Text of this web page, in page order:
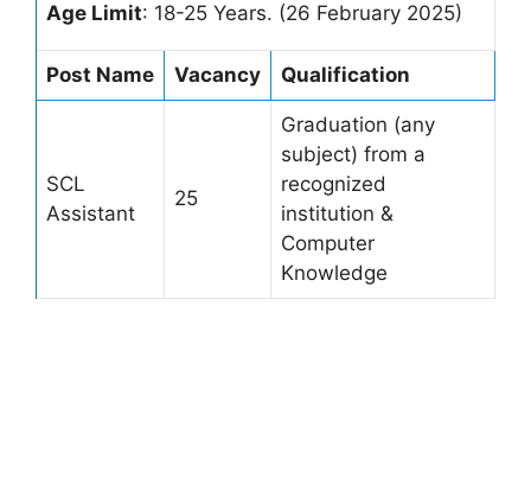
Age Limit: 18-25 Years. (26 February 2025)
Post Name Vacancy Qualification
SCL
Assistant
25
Graduation (any
subject) from a
recognized
institution &
Computer
Knowledge